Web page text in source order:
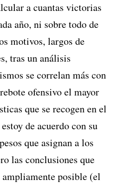
a cuantas victorias
año, ni sobre todo de
motivos, largos de
tras un análisis
se correlan más con
ofensivo el mayor
que se recogen en el
de acuerdo con su
que asignan a los
las conclusiones que
ampliamente posible (el